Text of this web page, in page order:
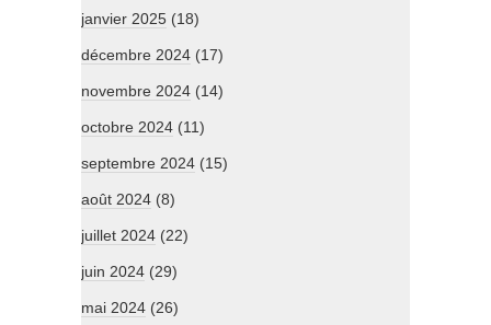
janvier 2025 (18)
décembre 2024 (17)
novembre 2024 (14)
octobre 2024 (11)
septembre 2024 (15)
août 2024 (8)
juillet 2024 (22)
juin 2024 (29)
mai 2024 (26)